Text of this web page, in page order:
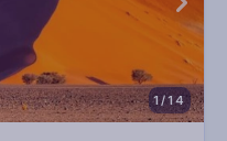
1/14